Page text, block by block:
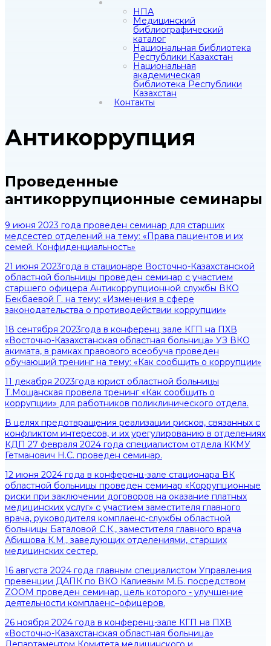
НПА
Медицинский
библиографический
каталог
Национальная библиотека
Республики Казахстан
Национальная
академическая
библиотека Республики
Казахстан
Контакты
Антикоррупция
Проведенные
антикоррупционные семинары
9 июня 2023 года проведен семинар для старших
медсестер отделений на тему: «Права пациентов и их
семей. Конфиденциальность»
21 июня 2023года в стационаре Восточно-Казахстанской
областной больницы проведен семинар с участием
старшего офицера Антикоррупционной службы ВКО
Бекбаевой Г. на тему: «Изменения в сфере
законодательства о противодействии коррупции»
18 сентября 2023года в конференц зале КГП на ПХВ
«Восточно-Казахстанская областная больница» УЗ ВКО
акимата, в рамках правового всеобуча проведен
обучающий тренинг на тему: «Как сообщить о коррупции»
11 декабря 2023года юрист областной больницы
Т.Мощанская провела тренинг «Как сообщить о
коррупции» для работников поликлинического отдела.
В целях предотвращения реализации рисков, связанных с
конфликтом интересов, и их урегулированию в отделениях
КДП 27 февраля 2024 года специалистом отдела ККМУ
Гетманович Н.С. проведен семинар.
12 июня 2024 года в конференц-зале стационара ВК
областной больницы проведен семинар «Коррупционные
риски при заключении договоров на оказание платных
медицинских услуг» с участием заместителя главного
врача, руководителя комплаенс-службы областной
больницы Баталовой С.К., заместителя главного врача
Абишова К.М., заведующих отделениями, старших
медицинских сестер.
16 августа 2024 года главным специалистом Управления
превенции ДАПК по ВКО Калиевым М.Б. посредством
ZOOM проведен семинар, цель которого - улучшение
деятельности комплаенс–офицеров.
26 ноября 2024 года в конференц-зале КГП на ПХВ
«Восточно-Казахстанская областная больница»